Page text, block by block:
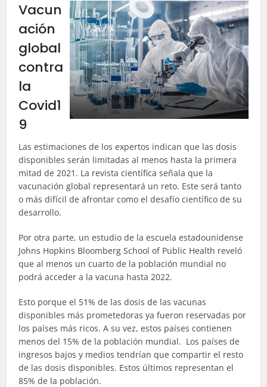
Vacun
ación
global
contra
la
Covid1
9
Las estimaciones de los expertos indican que las dosis
disponibles serán limitadas al menos hasta la primera
mitad de 2021. La revista científica señala que la
vacunación global representará un reto. Este será tanto
o más difícil de afrontar como el desafío científico de su
desarrollo.
Por otra parte, un estudio de la escuela estadounidense
Johns Hopkins Bloomberg School of Public Health reveló
que al menos un cuarto de la población mundial no
podrá acceder a la vacuna hasta 2022.
Esto porque el 51% de las dosis de las vacunas
disponibles más prometedoras ya fueron reservadas por
los países más ricos. A su vez, estos países contienen
menos del 15% de la población mundial. Los países de
ingresos bajos y medios tendrían que compartir el resto
de las dosis disponibles. Estos últimos representan el
85% de la población.